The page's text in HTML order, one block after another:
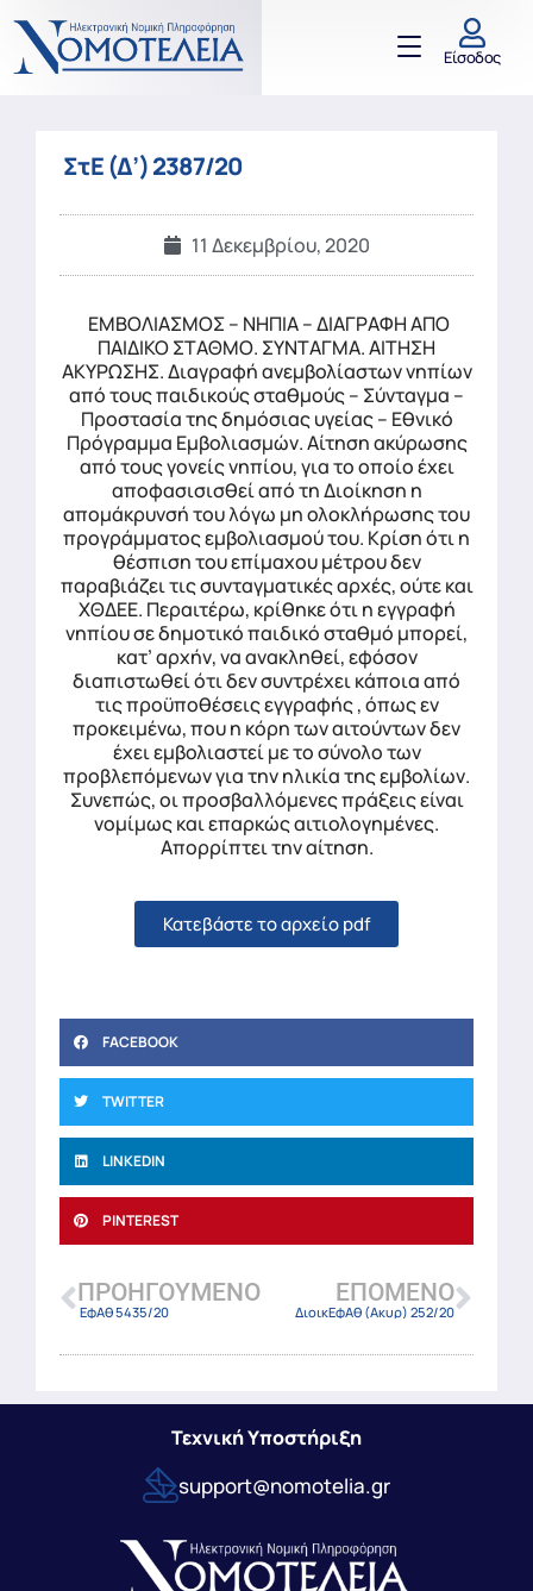
Είσοδος
ΣτΕ (Δ’) 2387/20
11 Δεκεμβρίου, 2020
ΕΜΒΟΛΙΑΣΜΟΣ – ΝΗΠΙΑ – ΔΙΑΓΡΑΦΗ ΑΠΟ
ΠΑΙΔΙΚΟ ΣΤΑΘΜΟ. ΣΥΝΤΑΓΜΑ. ΑΙΤΗΣΗ
ΑΚΥΡΩΣΗΣ. Διαγραφή ανεμβολίαστων νηπίων
από τους παιδικούς σταθμούς – Σύνταγμα –
Προστασία της δημόσιας υγείας – Εθνικό
Πρόγραμμα Εμβολιασμών. Αίτηση ακύρωσης
από τους γονείς νηπίου, για το οποίο έχει
αποφασισισθεί από τη Διοίκηση η
απομάκρυνσή του λόγω μη ολοκλήρωσης του
προγράμματος εμβολιασμού του. Κρίση ότι η
θέσπιση του επίμαχου μέτρου δεν
παραβιάζει τις συνταγματικές αρχές, ούτε και
ΧΘΔΕΕ. Περαιτέρω, κρίθηκε ότι η εγγραφή
νηπίου σε δημοτικό παιδικό σταθμό μπορεί,
κατ’ αρχήν, να ανακληθεί, εφόσον
διαπιστωθεί ότι δεν συντρέχει κάποια από
τις προϋποθέσεις εγγραφής , όπως εν
προκειμένω, που η κόρη των αιτούντων δεν
έχει εμβολιαστεί με το σύνολο των
προβλεπόμενων για την ηλικία της εμβολίων.
Συνεπώς, οι προσβαλλόμενες πράξεις είναι
νομίμως και επαρκώς αιτιολογημένες.
Απορρίπτει την αίτηση.
Κατεβάστε το αρχείο pdf
FACEBOOK
TWITTER
LINKEDIN
PINTEREST
ΠΡΟΗΓΟΎΜΕΝΟ
ΕφΑθ 5435/20
ΕΠΌΜΕΝΟ
ΔιοικΕφΑθ (Ακυρ) 252/20
Τεχνική Υποστήριξη
support@nomotelia.gr